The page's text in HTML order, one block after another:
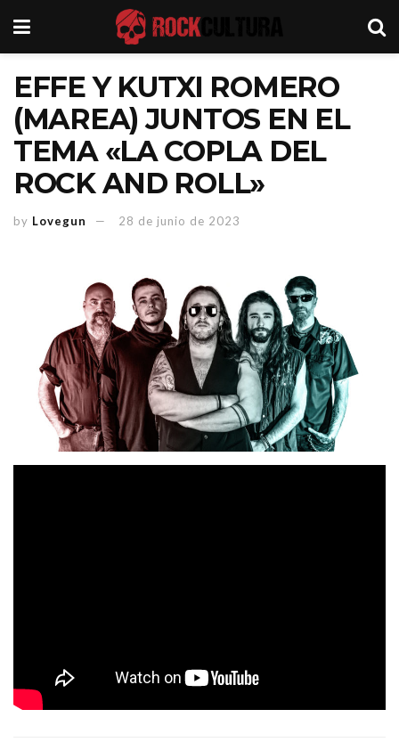
EFFE Y KUTXI ROMERO
(MAREA) JUNTOS EN EL
TEMA «LA COPLA DEL
ROCK AND ROLL»
by Lovegun 28 de junio de 2023
Tags: